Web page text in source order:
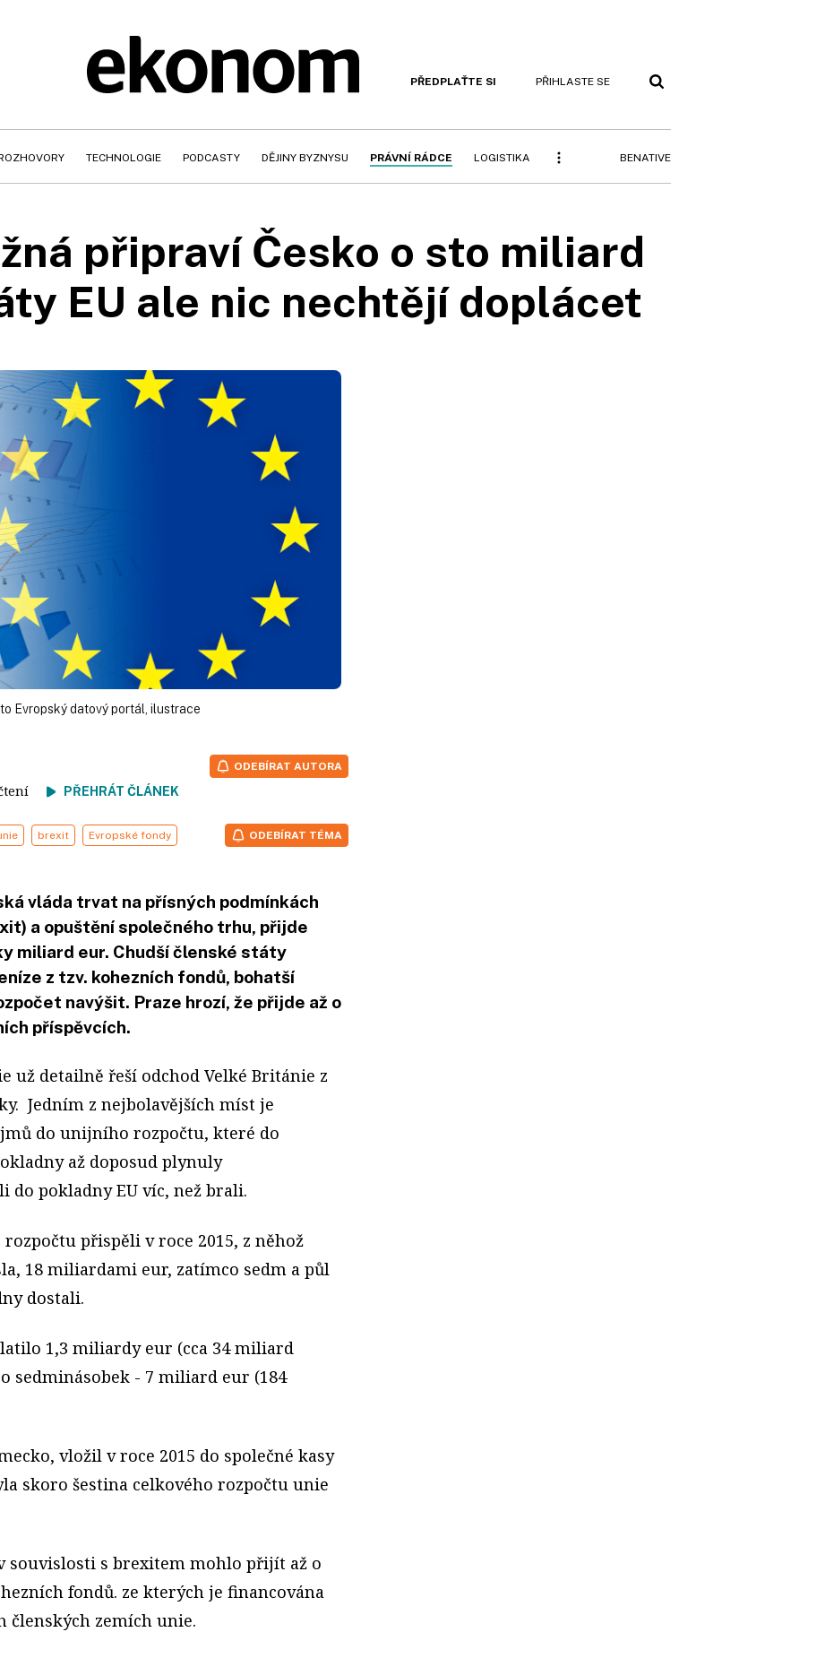
PŘEDPLAŤTE SI PŘIHLASTE SE
TECHNOLOGIE PODCASTY DĚJINY BYZNYSU PRÁVNÍ RÁDCE LOGISTIKA BENATIVE
připraví Česko o sto miliard
EU ale nic nechtějí doplácet
Evropský datový portál, ilustrace
čtení PŘEHRÁT ČLÁNEK
ODEBÍRAT AUTORA
brexit Evropské fondy ODEBÍRAT TÉMA
vláda trvat na přísných podmínkách
a opuštění společného trhu, přijde
miliard eur. Chudší členské státy
z tzv. kohezních fondů, bohatší
navýšit. Praze hrozí, že přijde až o
příspěvcích.
už detailně řeší odchod Velké Británie z
Jedním z nejbolavějších míst je
do unijního rozpočtu, které do
až doposud plynuly
do pokladny EU víc, než brali.
přispěli v roce 2015, z něhož
18 miliardami eur, zatímco sedm a půl
dostali.
1,3 miliardy eur (cca 34 miliard
sedminásobek - 7 miliard eur (184
vložil v roce 2015 do společné kasy
skoro šestina celkového rozpočtu unie
souvislosti s brexitem mohlo přijít až o
fondů. ze kterých je financována
členských zemích unie.